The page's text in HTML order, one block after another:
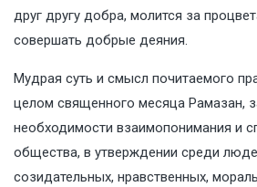
друг другу добра, молится за
совершать добрые деяния.
Мудрая суть и смысл почитаемого
целом священного месяца Рамазан,
необходимости взаимопонимания и
общества, в утверждении среди
созидательных, нравственных,